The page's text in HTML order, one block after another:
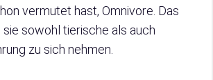
vermutet hast, Omnivore. Das
sowohl tierische als auch
zu sich nehmen.